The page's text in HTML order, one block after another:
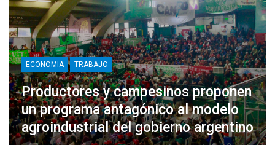
ECONOMIA TRABAJO
Productores y campesinos proponen
un programa antagónico al modelo
agroindustrial del gobierno argentino